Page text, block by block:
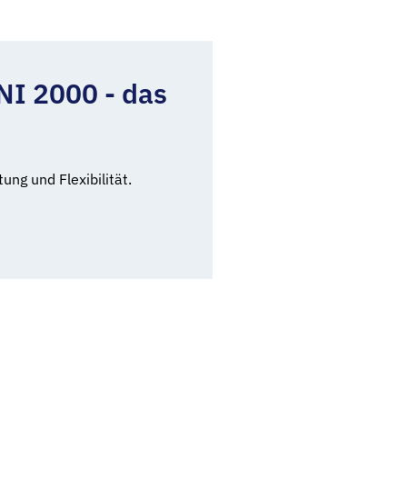
2000 - das
und Flexibilität.